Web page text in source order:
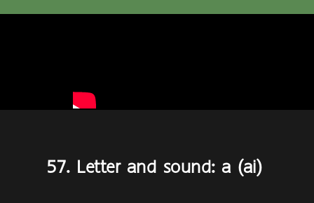
57. Letter and sound: a (ai)